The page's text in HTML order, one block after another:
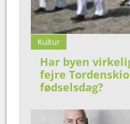
Kultur
Har byen
fejre
fødselsdag?